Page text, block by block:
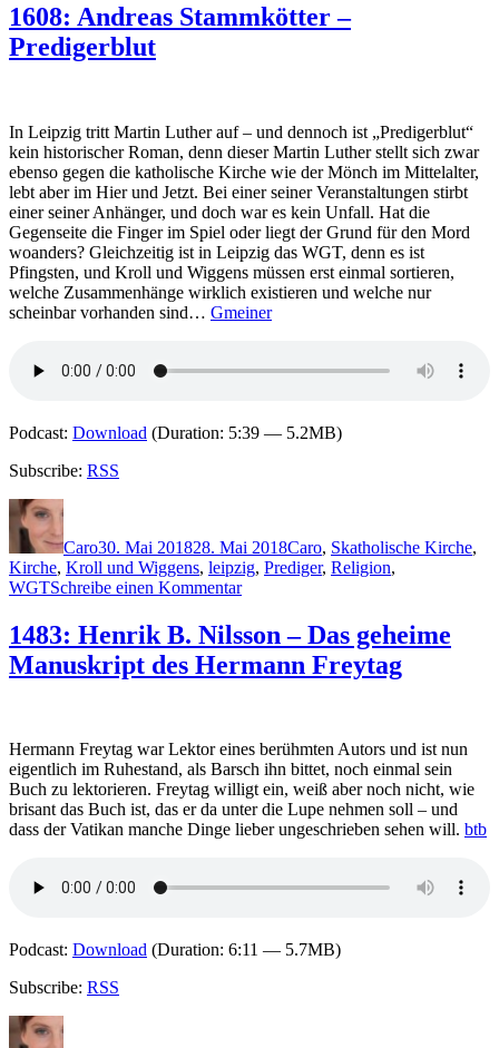
1608: Andreas Stammkötter –
Predigerblut
In Leipzig tritt Martin Luther auf – und dennoch ist „Predigerblut“
kein historischer Roman, denn dieser Martin Luther stellt sich zwar
ebenso gegen die katholische Kirche wie der Mönch im Mittelalter,
lebt aber im Hier und Jetzt. Bei einer seiner Veranstaltungen stirbt
einer seiner Anhänger, und doch war es kein Unfall. Hat die
Gegenseite die Finger im Spiel oder liegt der Grund für den Mord
woanders? Gleichzeitig ist in Leipzig das WGT, denn es ist
Pfingsten, und Kroll und Wiggens müssen erst einmal sortieren,
welche Zusammenhänge wirklich existieren und welche nur
scheinbar vorhanden sind… Gmeiner
Podcast: Download (Duration: 5:39 — 5.2MB)
Subscribe: RSS
Autor
Caro30. Mai 201828. Mai 2018Caro, Skatholische Kirche,
Kirche, Kroll und Wiggens, leipzig, Prediger, Religion,
WGTSchreibe einen Kommentarzu
Stammkötter
–
1483: Henrik B. Nilsson – Das geheime
Manuskript des Hermann Freytag
Hermann Freytag war Lektor eines berühmten Autors und ist nun
eigentlich im Ruhestand, als Barsch ihn bittet, noch einmal sein
Buch zu lektorieren. Freytag willigt ein, weiß aber noch nicht, wie
brisant das Buch ist, das er da unter die Lupe nehmen soll – und
dass der Vatikan manche Dinge lieber ungeschrieben sehen will. btb
Podcast: Download (Duration: 6:11 — 5.7MB)
Subscribe: RSS
Autor